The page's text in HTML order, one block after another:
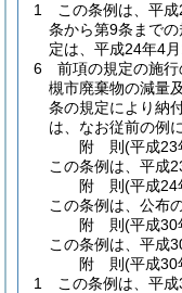
1
この条例は、平
条から第9条まで
定は、平成24年4
6
前項の規定の施
槻市廃棄物の減量
条の規定により納
は、なお従前の例
附 則(平成23
この条例は、平成
附 則(平成24
この条例は、公布
附 則(平成30
この条例は、平成
附 則(平成30
1
この条例は、平